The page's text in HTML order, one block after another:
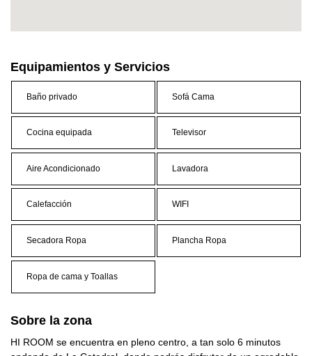
Equipamientos y Servicios
Baño privado Sofá Cama
Cocina equipada Televisor
Aire Acondicionado Lavadora
Calefacción WIFI
Secadora Ropa Plancha Ropa
Ropa de cama y Toallas
Sobre la zona
HI ROOM se encuentra en pleno centro, a tan solo 6 minutos